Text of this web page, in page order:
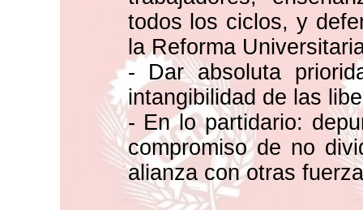
todos los ciclos, y
la Reforma
- Dar absoluta
intangibilidad de las
- En lo partidario:
compromiso de no
alianza con otras